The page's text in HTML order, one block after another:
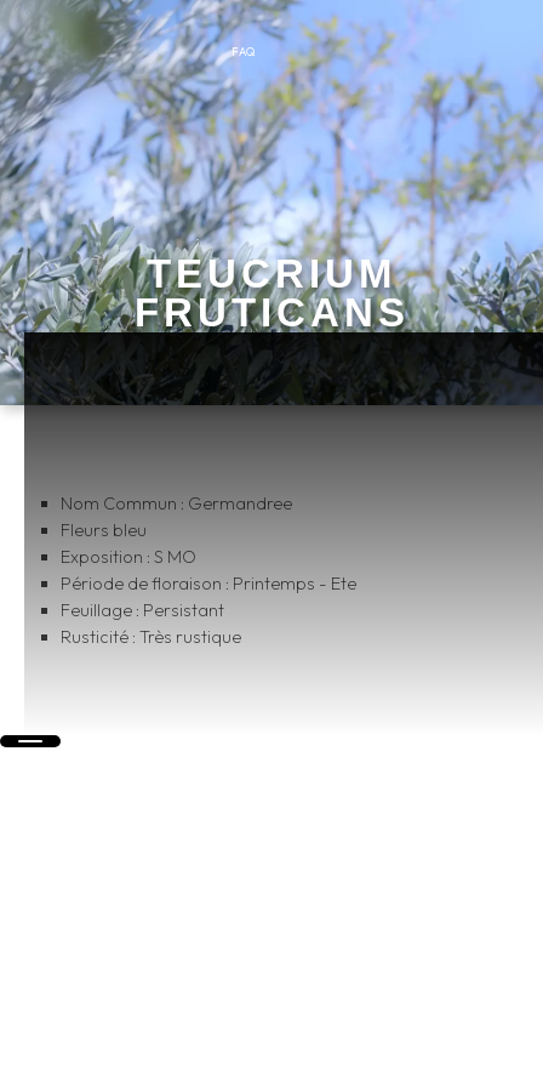
FAQ
TEUCRIUM
FRUTICANS
Nom Commun : Germandree
Fleurs bleu
Exposition : S MO
Période de floraison : Printemps - Ete
Feuillage : Persistant
Rusticité : Très rustique